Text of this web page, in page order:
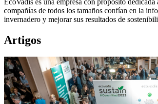
compañías de todos los tamaños confían en la
invernadero y mejorar sus resultados de
Artigos